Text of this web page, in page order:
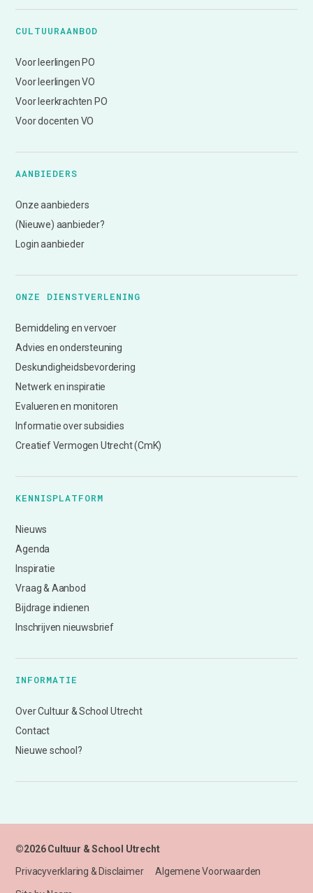
CULTUURAANBOD
Voor leerlingen PO
Voor leerlingen VO
Voor leerkrachten PO
Voor docenten VO
AANBIEDERS
Onze aanbieders
(Nieuwe) aanbieder?
Login aanbieder
ONZE DIENSTVERLENING
Bemiddeling en vervoer
Advies en ondersteuning
Deskundigheidsbevordering
Netwerk en inspiratie
Evalueren en monitoren
Informatie over subsidies
Creatief Vermogen Utrecht (CmK)
KENNISPLATFORM
Nieuws
Agenda
Inspiratie
Vraag & Aanbod
Bijdrage indienen
Inschrijven nieuwsbrief
INFORMATIE
Over Cultuur & School Utrecht
Contact
Nieuwe school?
©2026 Cultuur & School Utrecht
Privacyverklaring & Disclaimer
Algemene Voorwaarden